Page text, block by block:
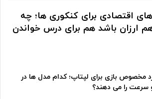
اقتصادی برای کنکوری ها؛ چه
ارزان باشد هم برای درس خواندن
مخصوص بازی برای لپتاپ؛ کدام مدل ها در